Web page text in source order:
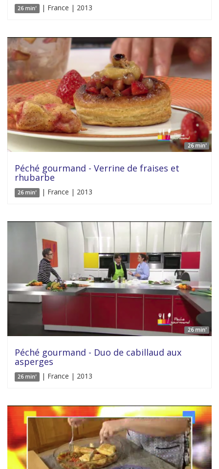
26 min' | France | 2013
26 min'
Péché gourmand - Verrine de fraises et
rhubarbe
26 min' | France | 2013
26 min'
Péché gourmand - Duo de cabillaud aux
asperges
26 min' | France | 2013